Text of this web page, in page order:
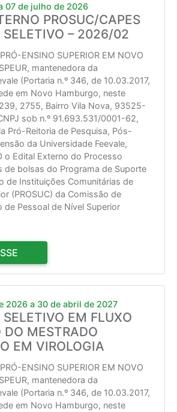
07 de julho de 2026
PROSUC/CAPES
SELETIVO – 2026/02
ENSINO SUPERIOR EM NOVO
mantenedora da
(Portaria n.º 346, de 10.03.2017,
em Novo Hamburgo, neste
2755, Bairro Vila Nova, 93525-
sob n.º 91.693.531/0001-62,
Pró-Reitoria de Pesquisa, Pós-
da Universidade Feevale,
o Edital Externo do Processo
de bolsas do Programa de Suporte
de Instituições Comunitárias de
(PROSUC) da Comissão de
de Pessoal de Nível Superior
2026 a 30 de abril de 2027
SELETIVO EM FLUXO
MESTRADO
EM VIROLOGIA
ENSINO SUPERIOR EM NOVO
mantenedora da
(Portaria n.º 346, de 10.03.2017,
em Novo Hamburgo, neste